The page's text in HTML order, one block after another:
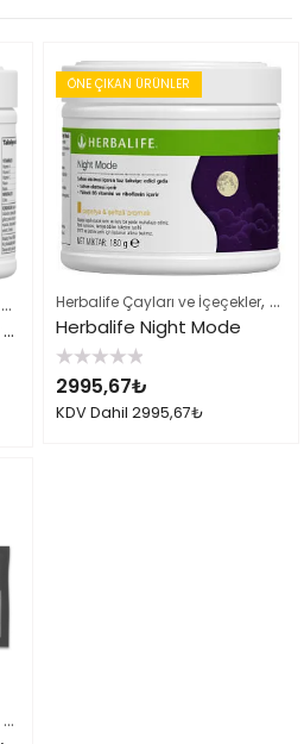
,Herbalife Sporcu
Herbalife Collagen Drink Powder Çilek & Limon Aromalı 171 g
ÖNE ÇIKAN ÜRÜNLER
Herbalife Çayları ve İçeçekler,
Herbalife Night Mode
5
üzerinden
0
oy
2995,67₺
KDV Dahil 2995,67₺
Herbalife Sporcu Ürünleri